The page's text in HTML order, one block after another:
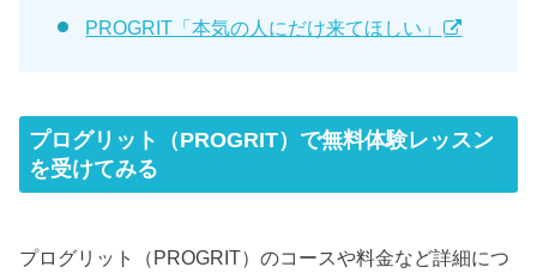
PROGRIT「本気の人にだけ来てほしい」
プログリット（PROGRIT）で無料体験レッスン
を受けてみる
プログリット（PROGRIT）のコースや料金など詳細につ